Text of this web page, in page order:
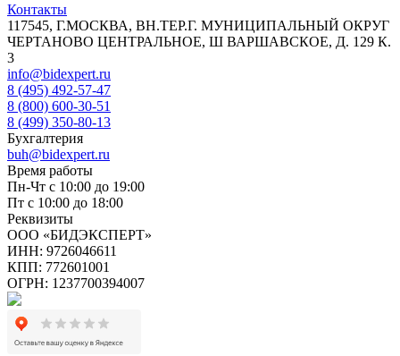
Контакты
117545, Г.МОСКВА, ВН.ТЕР.Г. МУНИЦИПАЛЬНЫЙ ОКРУГ
ЧЕРТАНОВО ЦЕНТРАЛЬНОЕ, Ш ВАРШАВСКОЕ, Д. 129 К.
3
info@bidexpert.ru
8 (495) 492-57-47
8 (800) 600-30-51
8 (499) 350-80-13
Бухгалтерия
buh@bidexpert.ru
Время работы
Пн-Чт с 10:00 до 19:00
Пт с 10:00 до 18:00
Реквизиты
ООО «БИДЭКСПЕРТ»
ИНН: 9726046611
КПП: 772601001
ОГРН: 1237700394007